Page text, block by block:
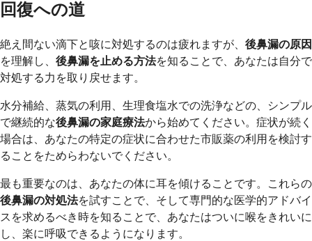
回復への道
絶え間ない滴下と咳に対処するのは疲れますが、 後鼻漏の原因
を理解し、 後鼻漏を止める方法を知ることで、あなたは自分で
対処する力を取り戻せます。
水分補給、蒸気の利用、生理食塩水での洗浄などの、シンプル
で継続的な後鼻漏の家庭療法から始めてください。症状が続く
場合は、あなたの特定の症状に合わせた市販薬の利用を検討す
ることをためらわないでください。
最も重要なのは、あなたの体に耳を傾けることです。これらの
後鼻漏の対処法を試すことで、そして専門的な医学的アドバイ
スを求めるべき時を知ることで、あなたはついに喉をきれいに
し、楽に呼吸できるようになります。